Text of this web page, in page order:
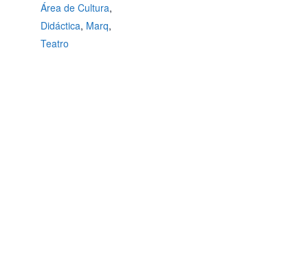
Área de Cultura,
Didáctica, Marq,
Teatro